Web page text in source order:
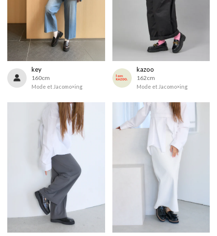
key
160cm
Mode et Jacomo×ing
kazoo
162cm
Mode et Jacomo×ing